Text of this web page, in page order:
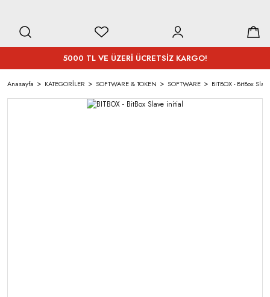
5000 TL VE ÜZERİ ÜCRETSİZ KARGO!
Anasayfa KATEGORİLER SOFTWARE & TOKEN SOFTWARE BITBOX - BitBox